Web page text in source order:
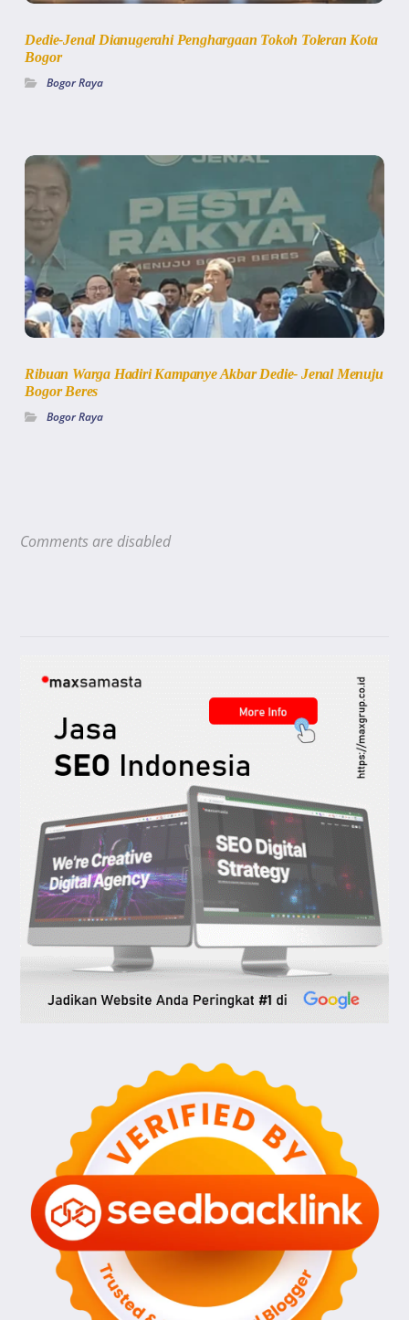
Dedie-Jenal Dianugerahi Penghargaan Tokoh Toleran Kota
Bogor
Bogor Raya
Ribuan Warga Hadiri Kampanye Akbar Dedie- Jenal Menuju
Bogor Beres
Bogor Raya
Comments are disabled